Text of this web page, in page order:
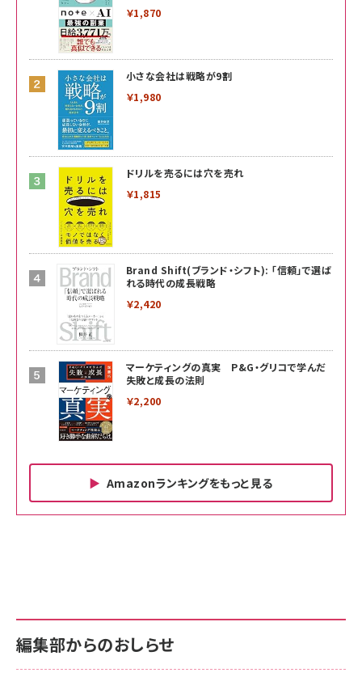
￥1,870
小さな会社は戦略が9割
￥1,980
ドリルを売るには穴を売れ
￥1,815
Brand Shift(ブランド・シフト): 「信頼」で選ば
れる時代の成長戦略
￥2,420
マーケティングの真実 P&G・グリコで学んだ
失敗と成長の法則
￥2,200
Amazonランキングをもっと見る
￥880
anan(アンアン)2026/06/24号 No.2500増刊
スペシャルエディション[王道エンタメの矜持／
サポート正規品 メーカー保証5年 KLMEA128G
NIMASO ガラスフィルム iPhone 17 用 保護フィ
サポート正規品 メーカー保証5年 KLMEA128G
Amazon eギフトカード - Amazonロゴ - クラ
編集部からのおしらせ